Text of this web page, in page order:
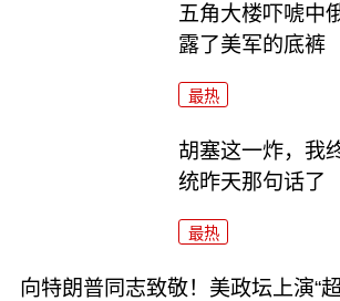
五角大楼吓唬中
露了美军的底裤
最热
胡塞这一炸，我
统昨天那句话了
最热
向特朗普同志致敬！美政坛上演“